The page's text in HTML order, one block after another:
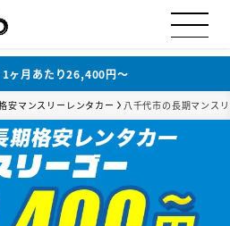
ヶ月あたり26,400円〜
安マンスリーレンタカー 八千代市の長期マンス